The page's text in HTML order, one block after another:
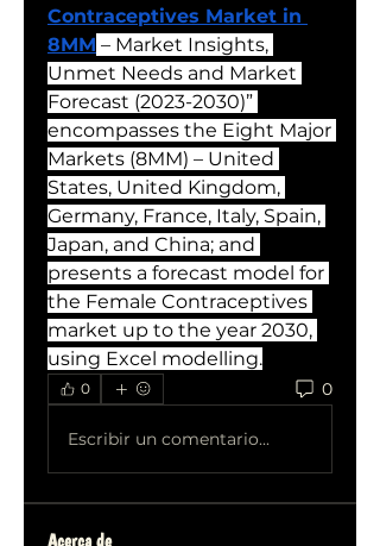
Contraceptives Market in
8MM – Market Insights,
Unmet Needs and Market
Forecast (2023-2030)”
encompasses the Eight Major
Markets (8MM) – United
States, United Kingdom,
Germany, France, Italy, Spain,
Japan, and China; and
presents a forecast model for
the Female Contraceptives
market up to the year 2030,
using Excel modelling.
0 0
Escribir un comentario...
Acerca de